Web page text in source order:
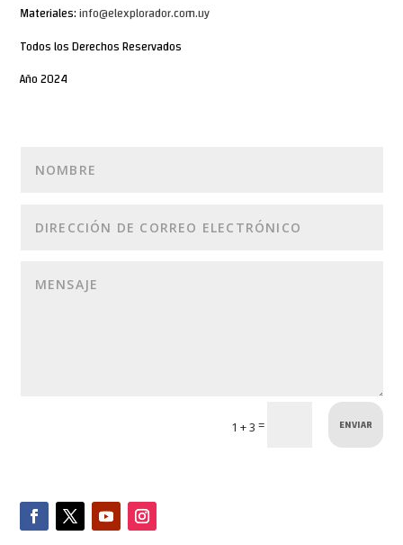
Materiales:info@elexplorador.com.uy
Todos los Derechos Reservados
Año 2024
1 + 3 = ENVIAR